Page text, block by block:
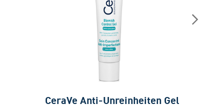
CeraVe Anti-Unreinheiten Gel